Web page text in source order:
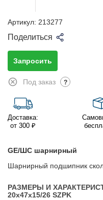
Артикул: 213277
Поделиться
Запросить
Под заказ ?
Доставка:
от 300 ₽
GE/ШС шарнирный
Шарнирный подшипник
РАЗМЕРЫ И
20х47х15/26 SZPK